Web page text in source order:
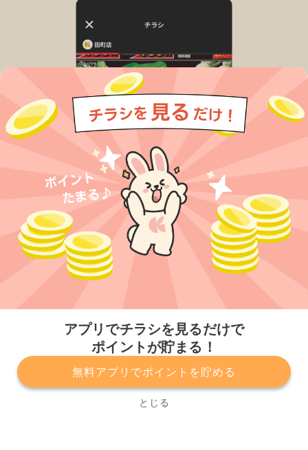
アプリでチラシを見るだけで
ポイントが貯まる！
無料アプリでポイントを貯める
とじる
プライバシーポリシー 利用規約
運営会社
サービスに関してのお問い合わせ